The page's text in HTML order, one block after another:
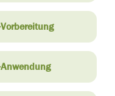
Vorbereitung
Anwendung